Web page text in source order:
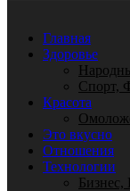
Главная
Здоровье
Спорт,
Красота
Это вкусно
Отношения
Технологии
Бизнес,